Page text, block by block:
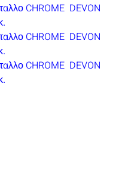
CHROME DEVON
CHROME DEVON
CHROME DEVON